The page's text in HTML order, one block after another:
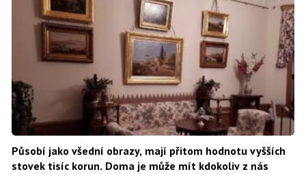
Působí jako všední obrazy, mají přitom hodnotu vyšších
stovek tisíc korun. Doma je může mít kdokoliv z nás